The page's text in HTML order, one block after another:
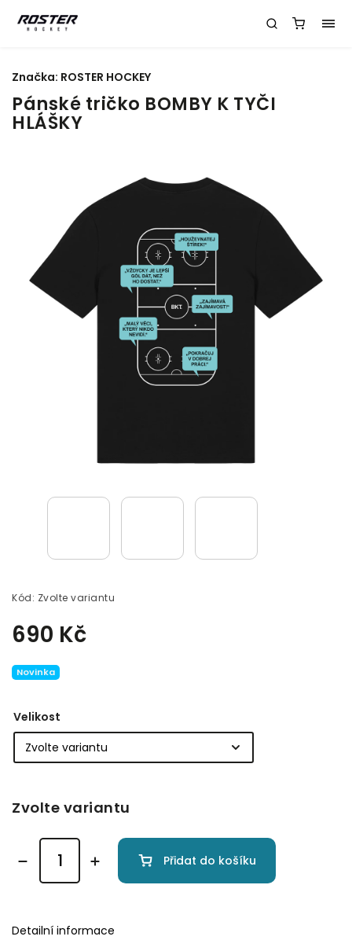
Pánské tričko BOMBY K TYČI
HLÁŠKY
Kód: Zvolte variantu
690 Kč
Novinka
Značka: ROSTER HOCKEY
Velikost
Zvolte variantu
Přidat do košíku
Detailní informace